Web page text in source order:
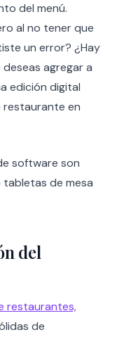
del menú.
al no tener que
un error? ¿Hay
agregar a
edición digital
en
software son
tabletas de mesa
del
restaurantes,
de